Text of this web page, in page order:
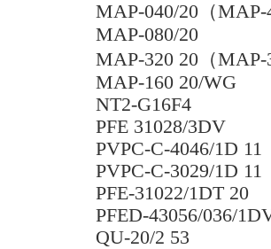
MAP-040/20（
MAP-080/20
MAP-320 20（
MAP-160 20/WG
NT2-G16F4
PFE 31028/3DV
PVPC-C-4046/1D 11
PVPC-C-3029/1D 11
PFE-31022/1DT 20
PFED-43056/036/
QU-20/2 53